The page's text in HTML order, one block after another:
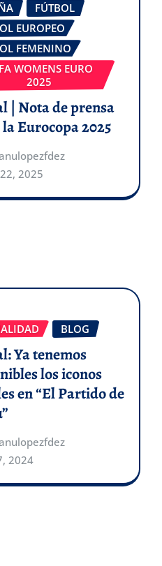
FÚTBOL
EUROPEO
FEMENINO
WOMENS EURO
2025
| Nota de prensa
Eurocopa 2025
2025
BLOG
Ya tenemos
los iconos
en “El Partido de
2024